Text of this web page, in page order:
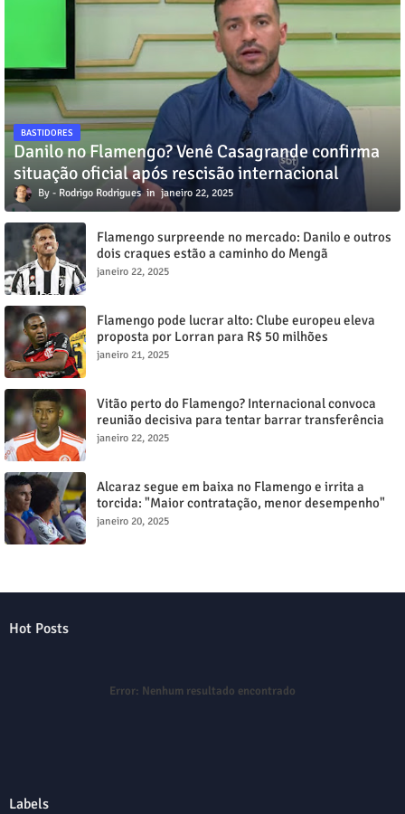
BASTIDORES
Danilo no Flamengo? Venê Casagrande confirma
situação oficial após rescisão internacional
Rodrigo Rodrigues janeiro 22, 2025
Flamengo surpreende no mercado: Danilo e outros
dois craques estão a caminho do Mengã
janeiro 22, 2025
Flamengo pode lucrar alto: Clube europeu eleva
proposta por Lorran para R$ 50 milhões
janeiro 21, 2025
Vitão perto do Flamengo? Internacional convoca
reunião decisiva para tentar barrar transferência
milionária
janeiro 22, 2025
Alcaraz segue em baixa no Flamengo e irrita a
torcida: "Maior contratação, menor desempenho"
janeiro 20, 2025
Hot Posts
Error: Nenhum resultado encontrado
Labels